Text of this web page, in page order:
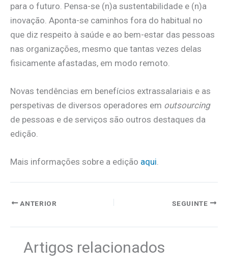
para o futuro. Pensa-se (n)a sustentabilidade e (n)a
inovação. Aponta-se caminhos fora do habitual no
que diz respeito à saúde e ao bem-estar das pessoas
nas organizações, mesmo que tantas vezes delas
fisicamente afastadas, em modo remoto.
Novas tendências em benefícios extrassalariais e as
perspetivas de diversos operadores em outsourcing
de pessoas e de serviços são outros destaques da
edição.
Mais informações sobre a edição aqui.
ANTERIOR SEGUINTE
Artigos relacionados